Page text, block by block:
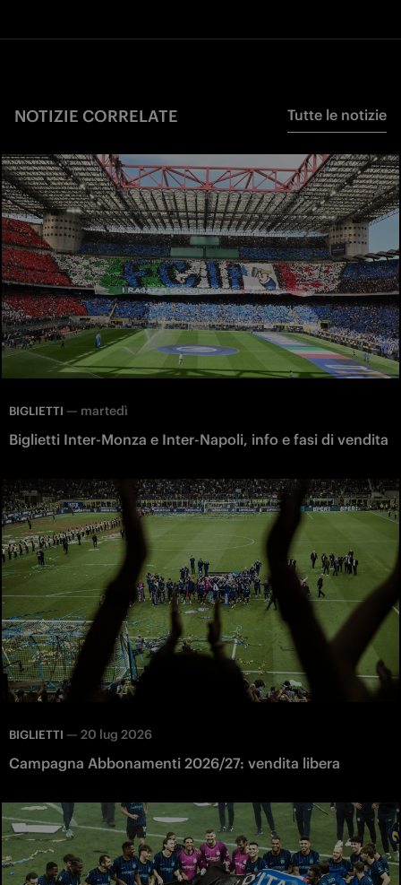
NOTIZIE CORRELATE Tutte le notizie
BIGLIETTI — martedì
Biglietti Inter-Monza e Inter-Napoli, info e fasi di vendita
BIGLIETTI — 20 lug 2026
Campagna Abbonamenti 2026/27: vendita libera